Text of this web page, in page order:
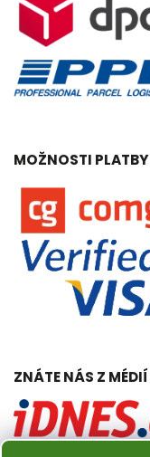
MOŽNOSTI PLATBY
ZNÁTE NÁS Z MÉDIÍ